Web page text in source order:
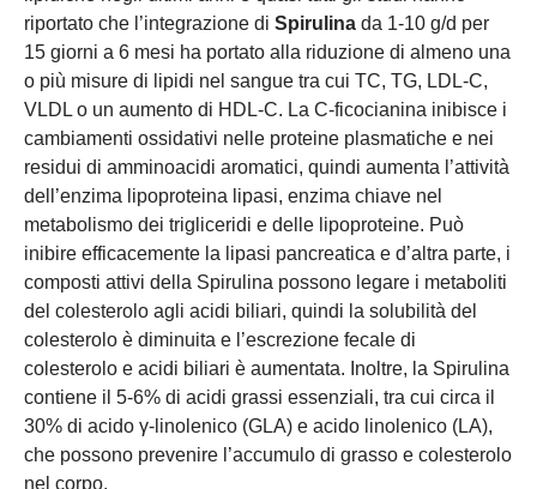
riportato che l’integrazione di Spirulina da 1-10 g/d per
15 giorni a 6 mesi ha portato alla riduzione di almeno una
o più misure di lipidi nel sangue tra cui TC, TG, LDL-C,
VLDL o un aumento di HDL-C. La C-ficocianina inibisce i
cambiamenti ossidativi nelle proteine plasmatiche e nei
residui di amminoacidi aromatici, quindi aumenta l’attività
dell’enzima lipoproteina lipasi, enzima chiave nel
metabolismo dei trigliceridi e delle lipoproteine. Può
inibire efficacemente la lipasi pancreatica e d’altra parte, i
composti attivi della Spirulina possono legare i metaboliti
del colesterolo agli acidi biliari, quindi la solubilità del
colesterolo è diminuita e l’escrezione fecale di
colesterolo e acidi biliari è aumentata. Inoltre, la Spirulina
contiene il 5-6% di acidi grassi essenziali, tra cui circa il
30% di acido γ-linolenico (GLA) e acido linolenico (LA),
che possono prevenire l’accumulo di grasso e colesterolo
nel corpo.